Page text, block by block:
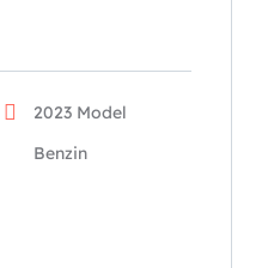
2023 Model
Benzin